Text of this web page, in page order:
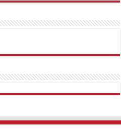
TipobetMatadorbetMariobet